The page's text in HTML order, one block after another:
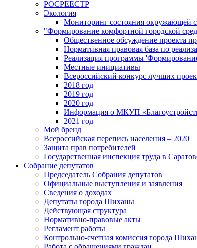
РОСРЕЕСТР
Экология
Мониторинг состояния окружающей
"Формирование комфортной городской
Общественное обсуждение проекта
Нормативная правовая база по
Реализация программы
Местные инициативы
Всероссийский конкурс лучших
2018 год
2019 год
2020 год
Информация о МКУП
2021 год
Мой бренд
Всероссийская перепись населения – 2020
Защита прав потребителей
Государственная инспекция труда в
Собрание депутатов
Председатель Собрания депутатов
Официальные выступления и заявления
Сведения о доходах
Депутаты города Шиханы
Действующая структура
Нормативно-правовые акты
Регламент работы
Контрольно-счетная комиссия города
Работа с обращениями граждан